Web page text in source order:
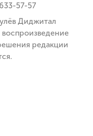
57-57
Диджитал
редакции